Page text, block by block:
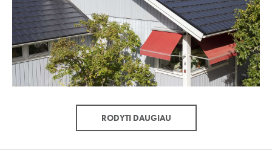
RODYTI DAUGIAU